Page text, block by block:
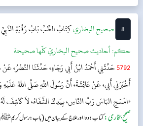
8 ‌‌صحيح البخاريكِتَابُ الطِّبِّبَابُ رُقْيَةِ
حکم:أحاديث صحيح البخاريّ كلّها صحيحة
5792حَدَّثَنِي أَحْمَدُ ابْنُ أَبِي رَجَاءٍ، حَدَّثَنَا النَّضْرُ،
أَخْبَرَنِي أَبِي، عَنْ عَائِشَةَ، أَنَّ رَسُولَ اللَّهِ صَلَّى اللهُ
«امْسَحِ البَاسَ رَبَّ النَّاسِ، بِيَدِكَ الشِّفَاءُ، لاَ كَاشِفَ
صحیح بخاری:کتاب: دوا اور علاج کے بیان میں(باب: رسول کریم ﷺ